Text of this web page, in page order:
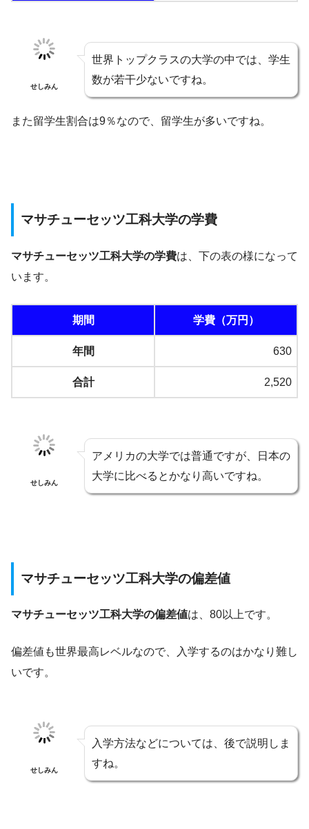
せしみん
世界トップクラスの大学の中では、学生
数が若干少ないですね。
また留学生割合は9％なので、留学生が多いですね。
マサチューセッツ工科大学の学費
マサチューセッツ工科大学の学費は、下の表の様になって
います。
期間 学費（万円）
年間 630
合計 2,520
せしみん
アメリカの大学では普通ですが、日本の
大学に比べるとかなり高いですね。
マサチューセッツ工科大学の偏差値
マサチューセッツ工科大学の偏差値は、80以上です。
偏差値も世界最高レベルなので、入学するのはかなり難し
いです。
せしみん
入学方法などについては、後で説明しま
すね。